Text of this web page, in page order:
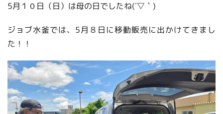
5月１０日（日）は母の日でしたね(´▽｀)
ジョブ水釜では、5月８日に移動販売に出かけてきまし
た！！